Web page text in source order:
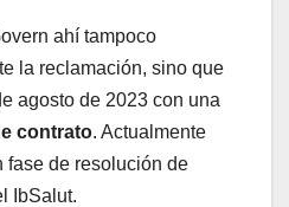
ahí tampoco
la reclamación, sino que
agosto de 2023 con una
contrato. Actualmente
fase de resolución de
IbSalut.